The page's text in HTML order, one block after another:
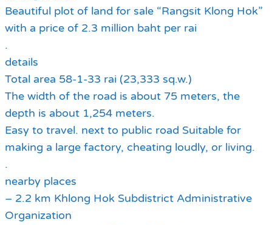
Beautiful plot of land for sale “Rangsit Klong Hok”
with a price of 2.3 million baht per rai
.
details
Total area 58-1-33 rai (23,333 sq.w.)
The width of the road is about 75 meters, the
depth is about 1,254 meters.
Easy to travel. next to public road Suitable for
making a large factory, cheating loudly, or living.
.
nearby places
– 2.2 km Khlong Hok Subdistrict Administrative
Organization